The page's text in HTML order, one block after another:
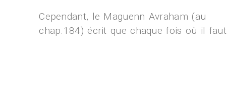
Cependant, le Maguenn Avraham (au
chap.184) écrit que chaque fois où il faut